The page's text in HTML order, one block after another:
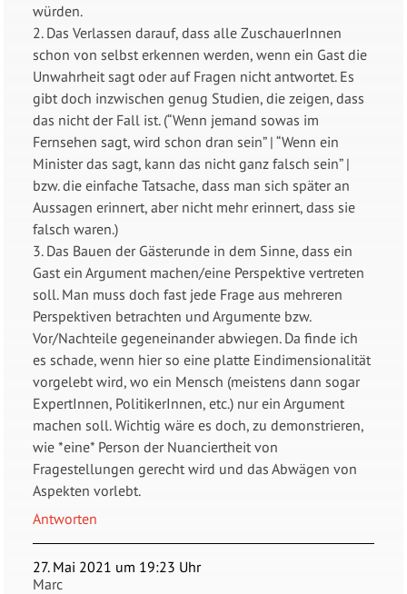
würden.
2. Das Verlassen darauf, dass alle ZuschauerInnen
schon von selbst erkennen werden, wenn ein Gast die
Unwahrheit sagt oder auf Fragen nicht antwortet. Es
gibt doch inzwischen genug Studien, die zeigen, dass
das nicht der Fall ist. (“Wenn jemand sowas im
Fernsehen sagt, wird schon dran sein” | “Wenn ein
Minister das sagt, kann das nicht ganz falsch sein” |
bzw. die einfache Tatsache, dass man sich später an
Aussagen erinnert, aber nicht mehr erinnert, dass sie
falsch waren.)
3. Das Bauen der Gästerunde in dem Sinne, dass ein
Gast ein Argument machen/eine Perspektive vertreten
soll. Man muss doch fast jede Frage aus mehreren
Perspektiven betrachten und Argumente bzw.
Vor/Nachteile gegeneinander abwiegen. Da finde ich
es schade, wenn hier so eine platte Eindimensionalität
vorgelebt wird, wo ein Mensch (meistens dann sogar
ExpertInnen, PolitikerInnen, etc.) nur ein Argument
machen soll. Wichtig wäre es doch, zu demonstrieren,
wie *eine* Person der Nuanciertheit von
Fragestellungen gerecht wird und das Abwägen von
Aspekten vorlebt.
Antworten
27. Mai 2021 um 19:23 Uhr
Marc